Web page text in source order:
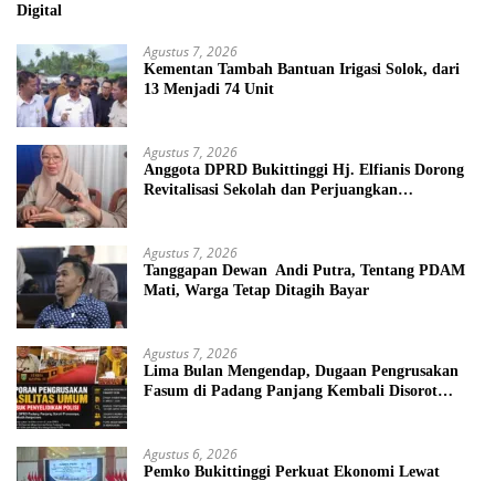
Digital
Agustus 7, 2026
Kementan Tambah Bantuan Irigasi Solok, dari
13 Menjadi 74 Unit
Agustus 7, 2026
Anggota DPRD Bukittinggi Hj. Elfianis Dorong
Revitalisasi Sekolah dan Perjuangkan
Agustus 7, 2026
Tanggapan Dewan Andi Putra, Tentang PDAM
Mati, Warga Tetap Ditagih Bayar
Agustus 7, 2026
Lima Bulan Mengendap, Dugaan Pengrusakan
Fasum di Padang Panjang Kembali Disorot
Agustus 6, 2026
Pemko Bukittinggi Perkuat Ekonomi Lewat